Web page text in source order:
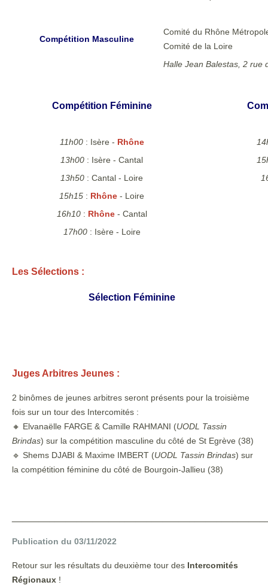
Compétition Masculine
Comité du Rhône
Comité de la Loire
Halle Jean Balestas, 2 rue
Compétition Féminine
11h00: Isère - Rhône
13h00 : Isère - Cantal
13h50 : Cantal - Loire
15h15 : Rhône - Loire
16h10: Rhône - Cantal
17h00: Isère - Loire
Les Sélections :
Sélection Féminine
Juges Arbitres Jeunes :
2 binômes de jeunes arbitres seront présents pour la troisième
fois sur un tour des Intercomités :
🔸 Elvanaëlle FARGE & Camille RAHMANI (UODL Tassin
Brindas) sur la compétition masculine du côté de St Egrève (38)
🔹 Shems DJABI & Maxime IMBERT (UODL Tassin Brindas) sur
la compétition féminine du côté de Bourgoin-Jallieu (38)
Publication du 03/11/2022
Retour sur les résultats du deuxième tour des Intercomités
Régionaux !